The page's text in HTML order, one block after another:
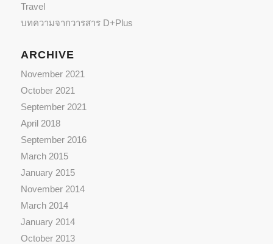
Travel
บทความจากวารสาร D+Plus
ARCHIVE
November 2021
October 2021
September 2021
April 2018
September 2016
March 2015
January 2015
November 2014
March 2014
January 2014
October 2013